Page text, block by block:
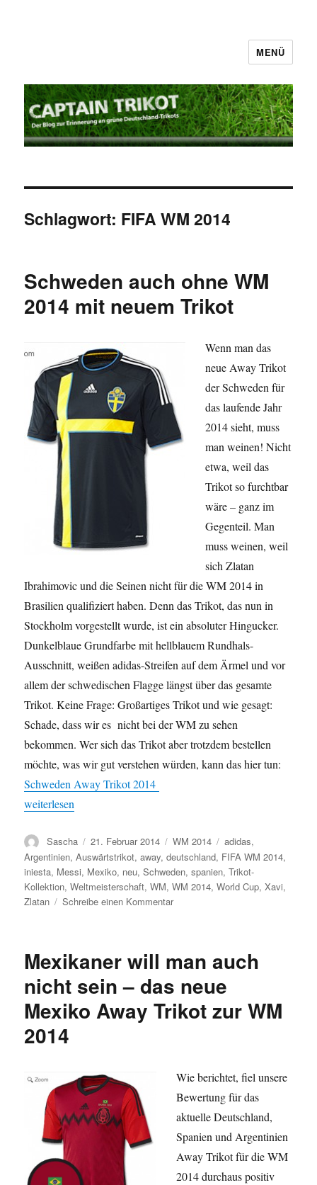
MENÜ
Schlagwort: FIFA WM 2014
Schweden auch ohne WM
2014 mit neuem Trikot
Wenn man das
neue Away Trikot
der Schweden für
das laufende Jahr
2014 sieht, muss
man weinen! Nicht
etwa, weil das
Trikot so furchtbar
wäre – ganz im
Gegenteil. Man
muss weinen, weil
sich Zlatan
Ibrahimovic und die Seinen nicht für die WM 2014 in
Brasilien qualifiziert haben. Denn das Trikot, das nun in
Stockholm vorgestellt wurde, ist ein absoluter Hingucker.
Dunkelblaue Grundfarbe mit hellblauem Rundhals-
Ausschnitt, weißen adidas-Streifen auf dem Ärmel und vor
allem der schwedischen Flagge längst über das gesamte
Trikot. Keine Frage: Großartiges Trikot und wie gesagt:
Schade, dass wir es nicht bei der WM zu sehen
bekommen. Wer sich das Trikot aber trotzdem bestellen
möchte, was wir gut verstehen würden, kann das hier tun:
Schweden Away Trikot 2014
„Schweden auch ohne WM 2014 mit neuem Trikot“
weiterlesen
Autor
Sascha
Veröffentlicht
am
21. Februar 2014 Kategorien
WM 2014 Schlagwörter
adidas,
Argentinien,Auswärtstrikot,away,deutschland, FIFA WM 2014,
iniesta, Messi, Mexiko, neu,Schweden,spanien,Trikot-
Kollektion,Weltmeisterschaft,WM,WM 2014,World Cup,Xavi,
Zlatan
Schreibe einen Kommentarzu
WM
mit
neuem
Trikot
Mexikaner will man auch
nicht sein – das neue
Mexiko Away Trikot zur WM
2014
Wie berichtet, fiel unsere
Bewertung für das
aktuelle Deutschland,
Spanien und Argentinien
Away Trikot für die WM
2014 durchaus positiv